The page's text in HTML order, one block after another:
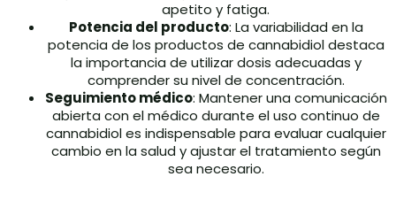
apetito y fatiga.
Potencia del producto: La variabilidad en la
potencia de los productos de cannabidiol destaca
la importancia de utilizar dosis adecuadas y
comprender su nivel de concentración.
Seguimiento médico: Mantener una comunicación
abierta con el médico durante el uso continuo de
cannabidiol es indispensable para evaluar cualquier
cambio en la salud y ajustar el tratamiento según
sea necesario.